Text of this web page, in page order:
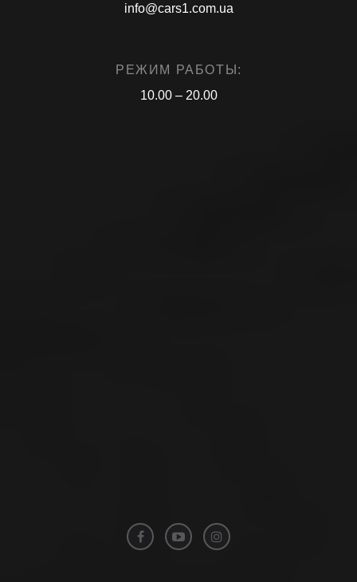
info@cars1.com.ua
РЕЖИМ РАБОТЫ:
10.00 – 20.00